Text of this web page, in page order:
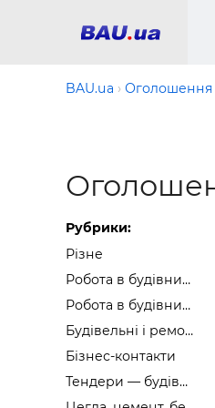
BAU.ua Оголошення
Рубрики:
Різне
Робота в будівництві — Вакансії
Робота в будівництві — Резюме
Будівельні і ремонтні послуги
Бізнес-контакти
Тендери — будівельні